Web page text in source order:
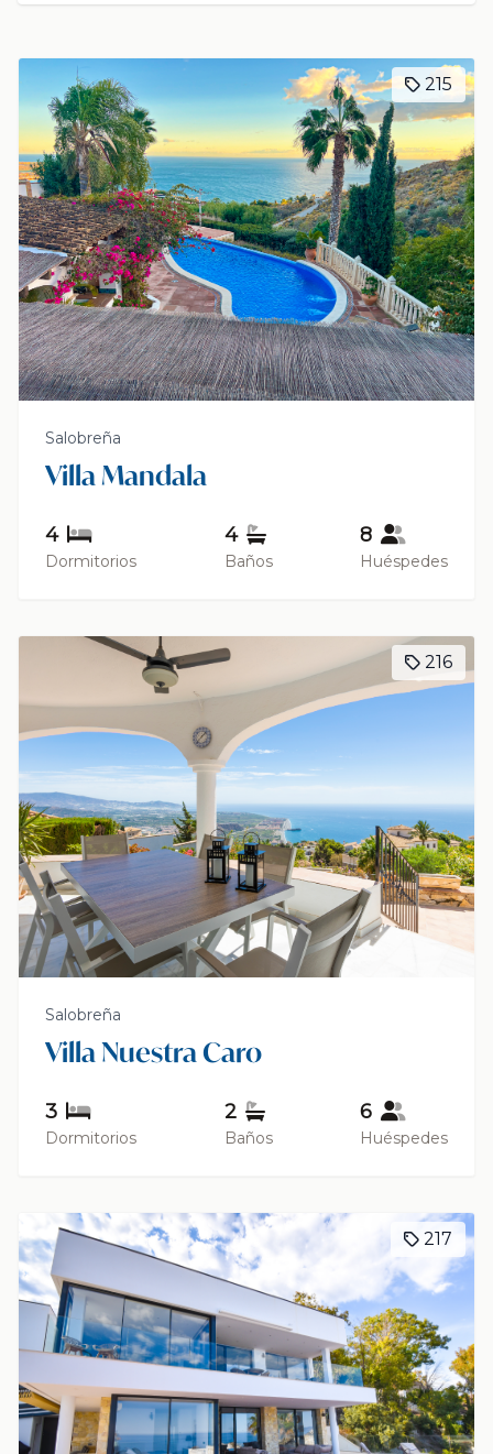
215
Salobreña
Villa Mandala
4
Dormitorios
4
Baños
8
Huéspedes
216
Salobreña
Villa Nuestra Caro
3
Dormitorios
2
Baños
6
Huéspedes
217